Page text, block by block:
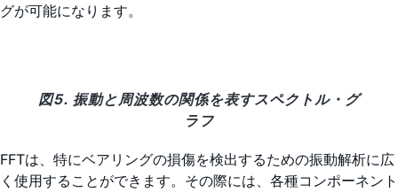
グが可能になります。
図5. 振動と周波数の関係を表すスペクトル・グ
ラフ
FFTは、特にベアリングの損傷を検出するための振動解析に広
く使用することができます。その際には、各種コンポーネント